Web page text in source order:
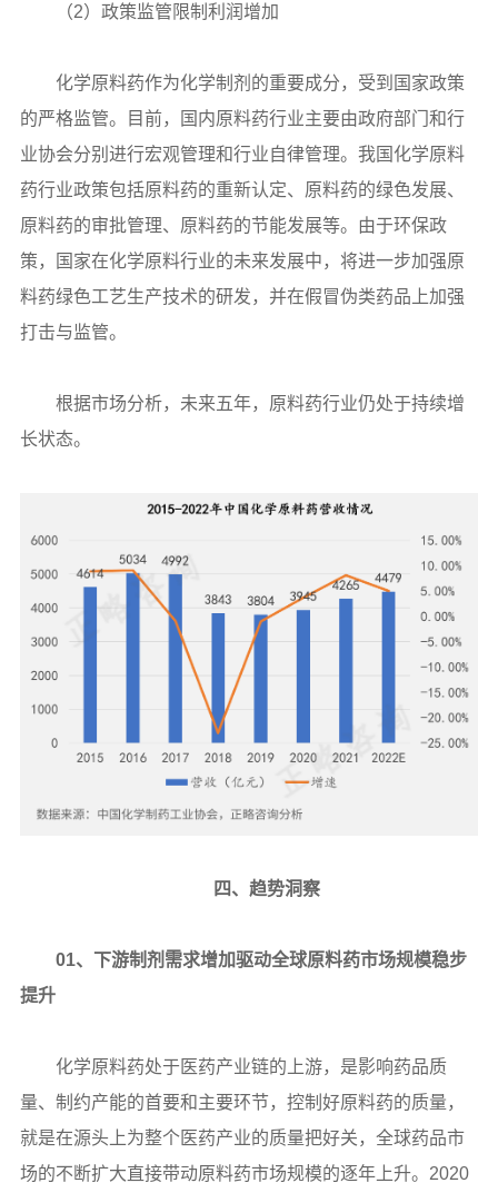
（2）政策监管限制利润增加
化学原料药作为化学制剂的重要成分，受到国家政策
的严格监管。目前，国内原料药行业主要由政府部门和行
业协会分别进行宏观管理和行业自律管理。我国化学原料
药行业政策包括原料药的重新认定、原料药的绿色发展、
原料药的审批管理、原料药的节能发展等。由于环保政
策，国家在化学原料行业的未来发展中，将进一步加强原
料药绿色工艺生产技术的研发，并在假冒伪类药品上加强
打击与监管。
根据市场分析，未来五年，原料药行业仍处于持续增
长状态。
四、趋势洞察
01、下游制剂需求增加驱动全球原料药市场规模稳步
提升
化学原料药处于医药产业链的上游，是影响药品质
量、制约产能的首要和主要环节，控制好原料药的质量，
就是在源头上为整个医药产业的质量把好关，全球药品市
场的不断扩大直接带动原料药市场规模的逐年上升。2020